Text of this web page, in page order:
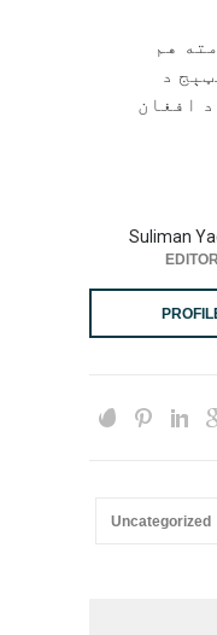
هم
د
افغان
Suliman
EDITOR
Uncategorized